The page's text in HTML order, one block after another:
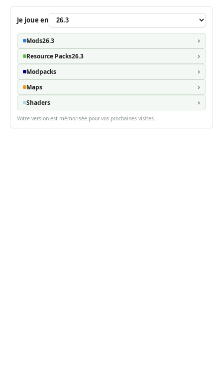
Je joue en
Mods26.3
Resource Packs26.3
Modpacks
Maps
Shaders
Votre version est mémorisée pour vos prochaines visites.